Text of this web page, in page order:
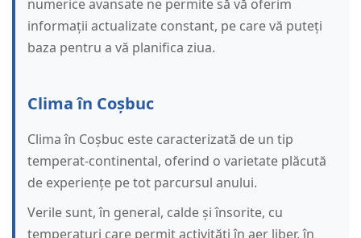
numerice avansate ne permite să vă oferim
informații actualizate constant, pe care vă puteți
baza pentru a vă planifica ziua.
Clima în Coșbuc
Clima în Coșbuc este caracterizată de un tip
temperat-continental, oferind o varietate plăcută
de experiențe pe tot parcursul anului.
Verile sunt, în general, calde și însorite, cu
temperaturi care permit activități în aer liber, în